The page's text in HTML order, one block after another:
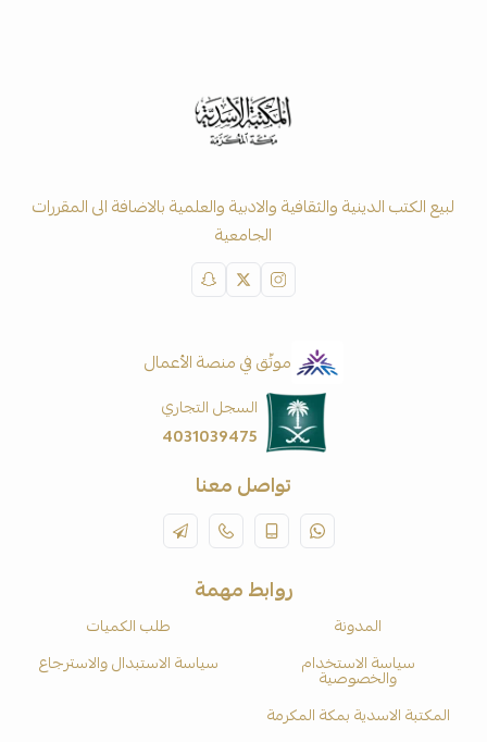
لبيع الكتب الدينية والثقافية والادبية والعلمية بالاضافة الى المقررات
الجامعية
موثّق في منصة الأعمال
السجل التجاري
4031039475
تواصل معنا
روابط مهمة
المدونة
طلب الكميات
سياسة الاستخدام
والخصوصية
سياسة الاستبدال والاسترجاع
المكتبة الاسدية بمكة المكرمة